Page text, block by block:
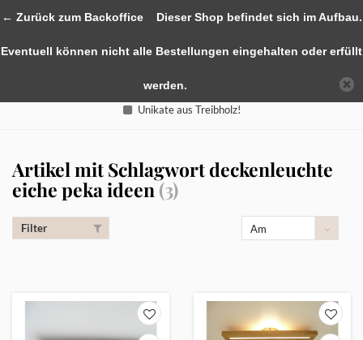
Unikate aus Treibholz!
Artikel mit Schlagwort deckenleuchte
eiche peka ideen(3)
Filter
Am
← Zurück zum BackofficeDieser Shop befindet sich im Aufbau.
Eventuell können nicht alle Bestellungen eingehalten oder erfüllt
werden.